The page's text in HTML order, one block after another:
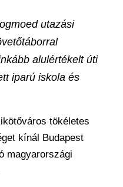
utazási
alulértékelt úti
iparú iskola és
tökéletes
kínál Budapest
magyarországi